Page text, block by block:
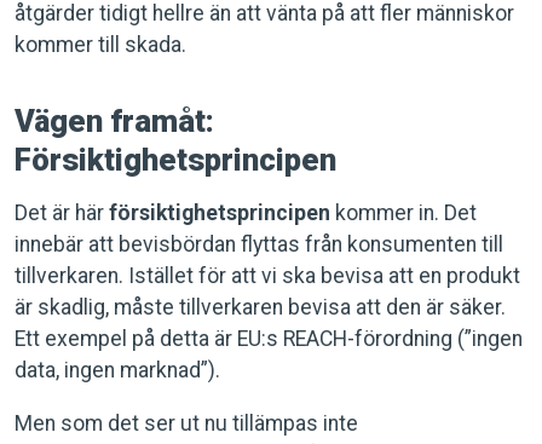
åtgärder tidigt hellre än att vänta på att fler människor
kommer till skada.
Vägen framåt:
Försiktighetsprincipen
Det är här försiktighetsprincipen kommer in. Det
innebär att bevisbördan flyttas från konsumenten till
tillverkaren. Istället för att vi ska bevisa att en produkt
är skadlig, måste tillverkaren bevisa att den är säker.
Ett exempel på detta är EU:s REACH-förordning (”ingen
data, ingen marknad”).
Men som det ser ut nu tillämpas inte